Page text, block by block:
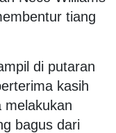
tiang
di putaran
kasih
melakukan
bagus dari